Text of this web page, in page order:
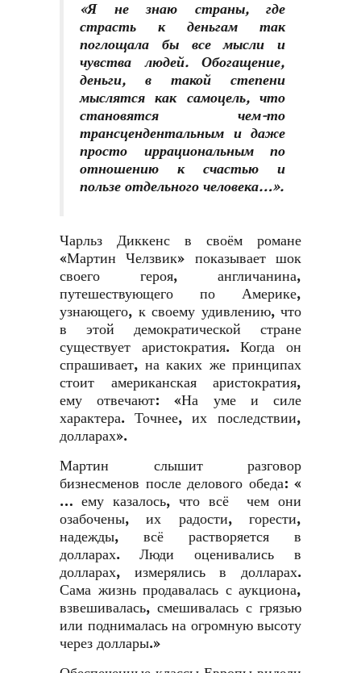
«Я не знаю страны, где
страсть к деньгам так
поглощала бы все мысли и
чувства людей. Обогащение,
деньги, в такой степени
мыслятся как самоцель, что
становятся чем-то
трансцендентальным и даже
просто иррациональным по
отношению к счастью и
пользе отдельного человека…».
Чарльз Диккенс в своём романе
«Мартин Челзвик» показывает шок
своего героя, англичанина,
путешествующего по Америке,
узнающего, к своему удивлению, что
в этой демократической стране
существует аристократия. Когда он
спрашивает, на каких же принципах
стоит американская аристократия,
ему отвечают: «На уме и силе
характера. Точнее, их последствии,
долларах».
Мартин слышит разговор
бизнесменов после делового обеда: «
… ему казалось, что всё чем они
озабочены, их радости, горести,
надежды, всё растворяется в
долларах. Люди оценивались в
долларах, измерялись в долларах.
Сама жизнь продавалась с аукциона,
взвешивалась, смешивалась с грязью
или поднималась на огромную высоту
через доллары.»